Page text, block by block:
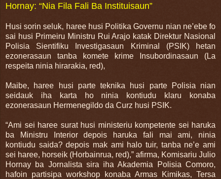
Hornay: “Nia Fila Fali Ba Instituisaun”
Husi sorin seluk, haree husi Politika Governu nian ne’ebe fo
sai husi Primeiru Ministru Rui Arajo katak Direktur Nasional
Polisia Sientifiku Investigasaun Kriminal (PSIK) hetan
ezonerasaun tanba komete krime Insubordinasaun (La
respeita ninia hirarakia, red),
Maibe, haree husi parte teknika husi parte Polisia nian
seidauk iha karta ho ninia kontiudu klaru konaba
ezonerasaun Hermenegildo da Curz husi PSIK.
“Ami sei haree surat husi ministeriu kompetente sei haruka
ba Ministru Interior depois haruka fali mai ami, ninia
kontiudu saida? depois mak ami halo tuir, tanba ne’e ami
sei haree, horseik (Horbainrua, red),” afirma, Komisariu Julio
Hornay ba Jornalista sira iha Akademia Polisia Comoro,
hafoin partisipa workshop konaba Armas Kimikas, Tersa